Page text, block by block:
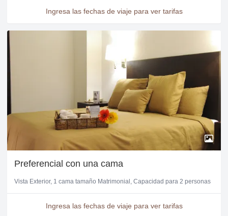
Ingresa las fechas de viaje para ver tarifas
Preferencial con una cama
Vista Exterior 1 cama tamaño Matrimonial Capacidad para 2 personas
Ingresa las fechas de viaje para ver tarifas